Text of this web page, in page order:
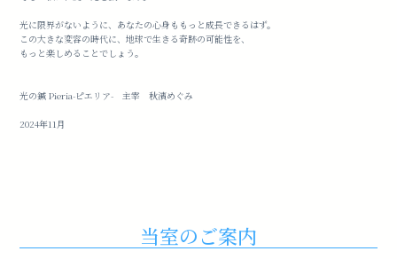
光に限界がないように、あなたの心身ももっと成長できるはず。
この大きな変容の時代に、地球で生きる奇跡の可能性を、
もっと楽しめることでしょう。
光の鍼 Pieria-ピエリア- 主宰 秋濱めぐみ
2024年11月
当室のご案内